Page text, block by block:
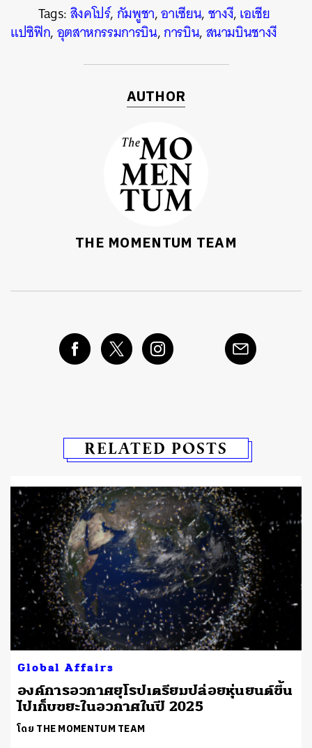
Tags:สิงคโปร์,กัมพูชา,อาเซียน,ชางงี,เอเชีย
แปซิฟิก,อุตสาหกรรมการบิน,การบิน,สนามบินชางงี
AUTHOR
THE MOMENTUM TEAM
RELATED POSTS
Global Affairs
องค์การอวกาศยุโรปเตรียมปล่อยหุ่นยนต์ขึ้น
ไปเก็บขยะในอวกาศในปี 2025
โดย THE MOMENTUM TEAM